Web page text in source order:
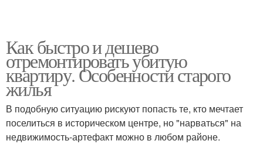
Как быстро и дешево
отремонтировать убитую
квартиру. Особенности старого
жилья
В подобную ситуацию рискуют попасть те, кто мечтает
поселиться в историческом центре, но "нарваться" на
недвижимость-артефакт можно в любом районе.